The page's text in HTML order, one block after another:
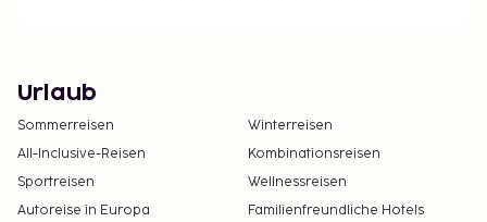
Urlaub
Sommerreisen
Winterreisen
All-Inclusive-Reisen
Kombinationsreisen
Sportreisen
Wellnessreisen
Autoreise in Europa
Familienfreundliche Hotels